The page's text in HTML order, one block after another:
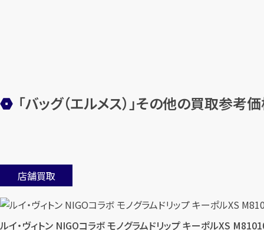
「バッグ（エルメス）」その他の買取参考
店舗買取
ルイ・ヴィトン NIGOコラボ モノグラムドリップ キーポルXS